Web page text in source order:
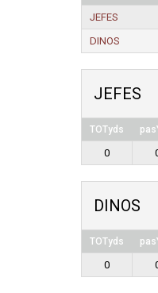
JEFES
DINOS
JEFES
TOTyds
0
DINOS
TOTyds
0